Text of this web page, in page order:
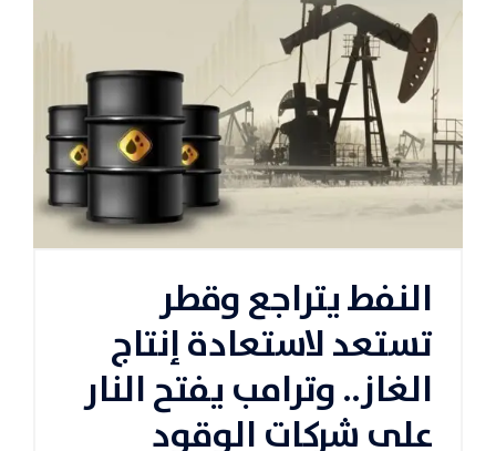
النفط يتراجع وقطر
تستعد لاستعادة إنتاج
الغاز.. وترامب يفتح النار
على شركات الوقود